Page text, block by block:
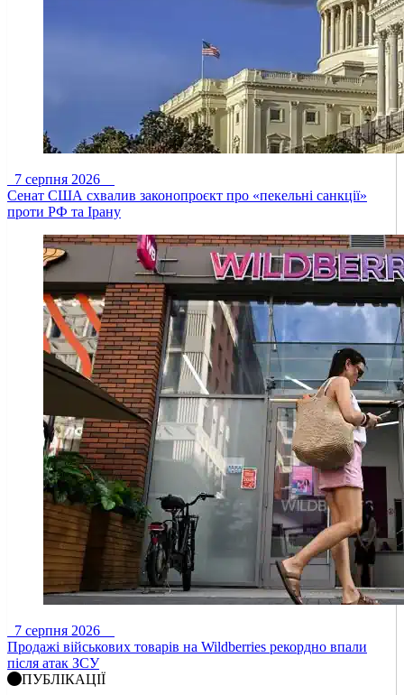
7 серпня 2026
Сенат США схвалив законопроєкт про «пекельні санкції»
проти РФ та Ірану
7 серпня 2026
Продажі військових товарів на Wildberries рекордно впали
після атак ЗСУ
ПУБЛІКАЦІЇ